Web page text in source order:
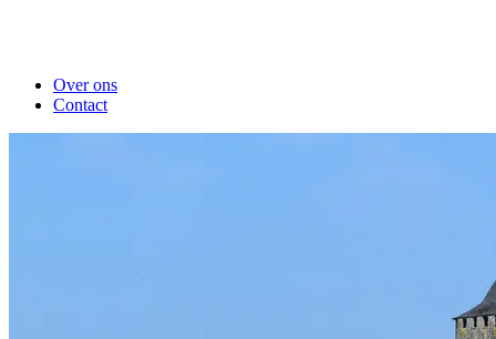
Over ons
Contact